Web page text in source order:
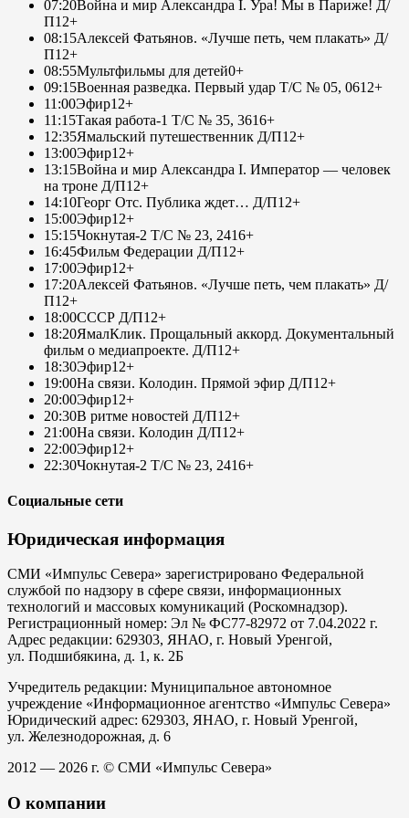
07:20Война и мир Александра I. Ура! Мы в Париже! Д/
П12+
08:15Алексей Фатьянов. «Лучше петь, чем плакать» Д/
П12+
08:55Мультфильмы для детей0+
09:15Военная разведка. Первый удар Т/С № 05, 0612+
11:00Эфир12+
11:15Такая работа-1 Т/С № 35, 3616+
12:35Ямальский путешественник Д/П12+
13:00Эфир12+
13:15Война и мир Александра I. Император — человек
на троне Д/П12+
14:10Георг Отс. Публика ждет… Д/П12+
15:00Эфир12+
15:15Чокнутая-2 Т/С № 23, 2416+
16:45Фильм Федерации Д/П12+
17:00Эфир12+
17:20Алексей Фатьянов. «Лучше петь, чем плакать» Д/
П12+
18:00СССР Д/П12+
18:20ЯмалКлик. Прощальный аккорд. Документальный
фильм о медиапроекте. Д/П12+
18:30Эфир12+
19:00На связи. Колодин. Прямой эфир Д/П12+
20:00Эфир12+
20:30В ритме новостей Д/П12+
21:00На связи. Колодин Д/П12+
22:00Эфир12+
22:30Чокнутая-2 Т/С № 23, 2416+
Социальные сети
Юридическая информация
СМИ «Импульс Севера» зарегистрировано Федеральной
службой по надзору в сфере связи, информационных
технологий и массовых комуникаций (Роскомнадзор).
Регистрационный номер: Эл № ФС77-82972 от 7.04.2022 г.
Адрес редакции: 629303, ЯНАО, г. Новый Уренгой,
ул. Подшибякина, д. 1, к. 2Б
Учредитель редакции: Муниципальное автономное
учреждение «Информационное агентство «Импульс Севера»
Юридический адрес: 629303, ЯНАО, г. Новый Уренгой,
ул. Железнодорожная, д. 6
2012 — 2026 г. © СМИ «Импульс Севера»
О компании